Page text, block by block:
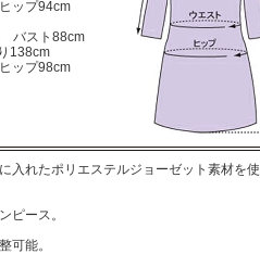
ップ94cm
バスト88cm
ップ98cm
入れたポリエステルジョーゼット素材を使
ピース。
可能。